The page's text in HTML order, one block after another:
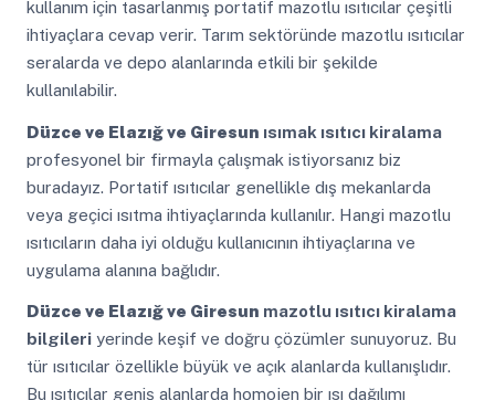
kullanım için tasarlanmış portatif mazotlu ısıtıcılar çeşitli
ihtiyaçlara cevap verir. Tarım sektöründe mazotlu ısıtıcılar
seralarda ve depo alanlarında etkili bir şekilde
kullanılabilir.
Düzce ve Elazığ ve Giresun ısımak ısıtıcı kiralama
profesyonel bir firmayla çalışmak istiyorsanız biz
buradayız. Portatif ısıtıcılar genellikle dış mekanlarda
veya geçici ısıtma ihtiyaçlarında kullanılır. Hangi mazotlu
ısıtıcıların daha iyi olduğu kullanıcının ihtiyaçlarına ve
uygulama alanına bağlıdır.
Düzce ve Elazığ ve Giresun mazotlu ısıtıcı kiralama
bilgileriyerinde keşif ve doğru çözümler sunuyoruz. Bu
tür ısıtıcılar özellikle büyük ve açık alanlarda kullanışlıdır.
Bu ısıtıcılar geniş alanlarda homojen bir ısı dağılımı